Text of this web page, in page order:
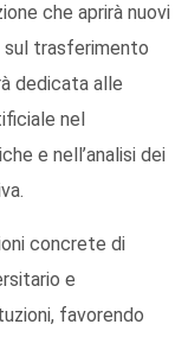
che aprirà nuovi
sul trasferimento
dedicata alle
nel
e nell’analisi dei
concrete di
e
favorendo